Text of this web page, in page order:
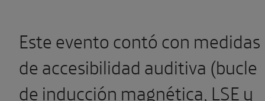
Este evento contó con medidas
de accesibilidad auditiva (bucle
de inducción magnética, LSE y